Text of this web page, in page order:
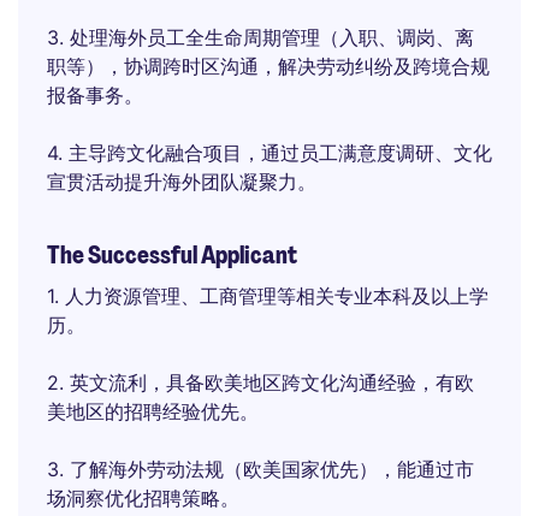
3. 处理海外员工全生命周期管理（入职、调岗、离
职等），协调跨时区沟通，解决劳动纠纷及跨境合规
报备事务。
4. 主导跨文化融合项目，通过员工满意度调研、文化
宣贯活动提升海外团队凝聚力。
The Successful Applicant
1. 人力资源管理、工商管理等相关专业本科及以上学
历。
2. 英文流利，具备欧美地区跨文化沟通经验，有欧
美地区的招聘经验优先。
3. 了解海外劳动法规（欧美国家优先），能通过市
场洞察优化招聘策略。